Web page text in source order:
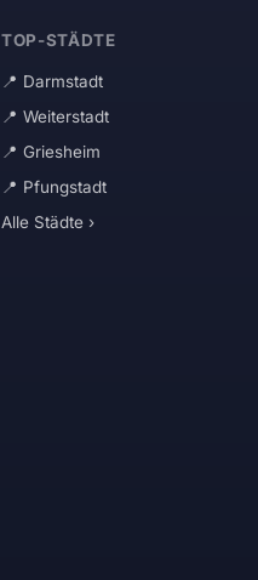
TOP-STÄDTE
Darmstadt
Weiterstadt
Griesheim
Pfungstadt
Alle Städte ›